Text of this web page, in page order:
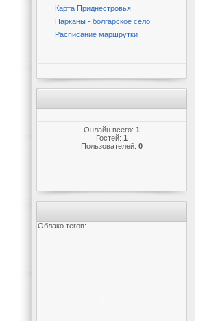
Карта Приднестровья
Парканы - болгарское село
Расписание маршрутки
Онлайн всего: 1
Гостей: 1
Пользователей: 0
Облако тегов: